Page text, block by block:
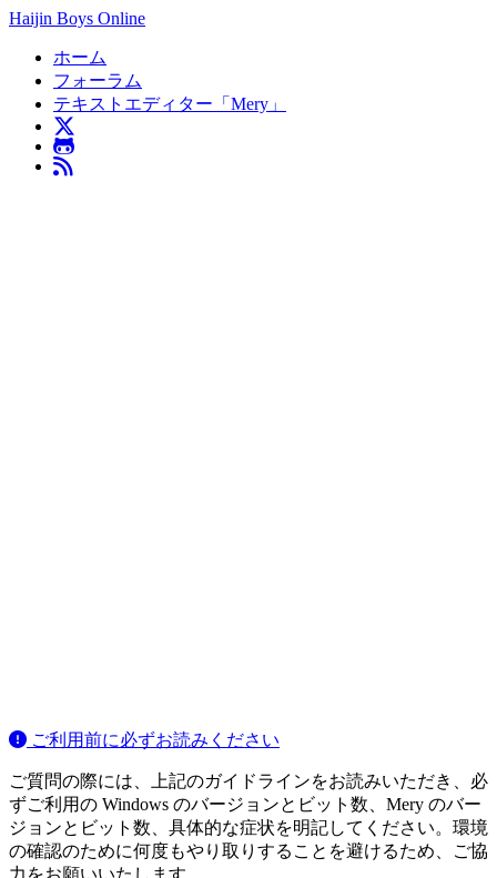
Haijin Boys Online
ホーム
フォーラム
テキストエディター「Mery」
ご利用前に必ずお読みください
ご質問の際には、上記のガイドラインをお読みいただき、必
ずご利用の Windows のバージョンとビット数、Mery のバー
ジョンとビット数、具体的な症状を明記してください。環境
の確認のために何度もやり取りすることを避けるため、ご協
力をお願いいたします。